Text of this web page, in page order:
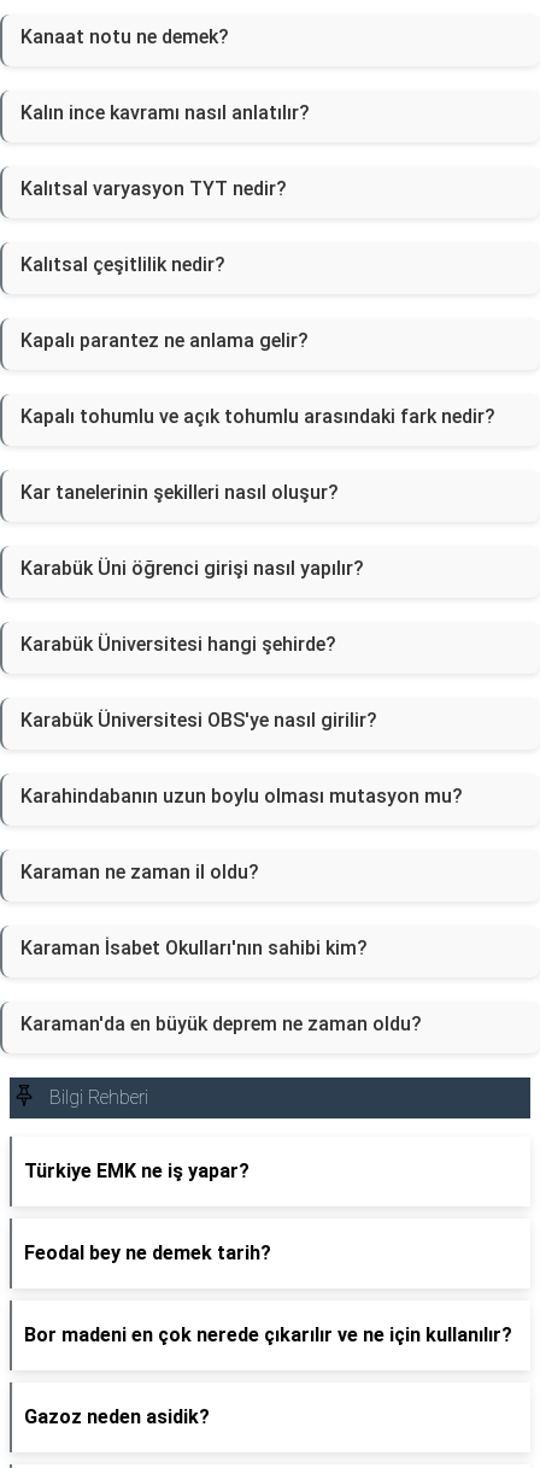
Kanaat notu ne demek?
Kalın ince kavramı nasıl anlatılır?
Kalıtsal varyasyon TYT nedir?
Kalıtsal çeşitlilik nedir?
Kapalı parantez ne anlama gelir?
Kapalı tohumlu ve açık tohumlu arasındaki fark nedir?
Kar tanelerinin şekilleri nasıl oluşur?
Karabük Üni öğrenci girişi nasıl yapılır?
Karabük Üniversitesi hangi şehirde?
Karabük Üniversitesi OBS'ye nasıl girilir?
Karahindabanın uzun boylu olması mutasyon mu?
Karaman ne zaman il oldu?
Karaman İsabet Okulları'nın sahibi kim?
Karaman'da en büyük deprem ne zaman oldu?
Bilgi Rehberi
Türkiye EMK ne iş yapar?
Feodal bey ne demek tarih?
Bor madeni en çok nerede çıkarılır ve ne için kullanılır?
Gazoz neden asidik?